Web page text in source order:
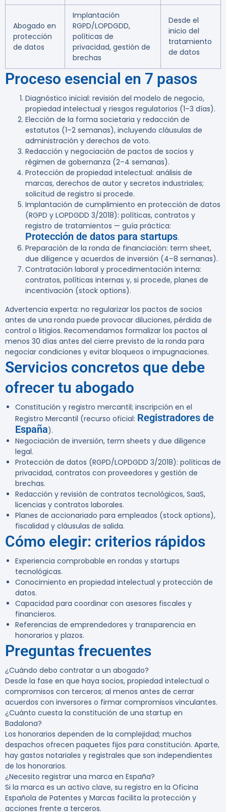
Abogado en
protección
de datos
Implantación
RGPD/LOPDGDD,
políticas de
privacidad, gestión de
brechas
Desde el
inicio del
tratamiento
de datos
Proceso esencial en 7 pasos
Diagnóstico inicial: revisión del modelo de negocio,
propiedad intelectual y riesgos regulatorios (1–3 días).
Elección de la forma societaria y redacción de
estatutos (1–2 semanas), incluyendo cláusulas de
administración y derechos de voto.
Redacción y negociación de pactos de socios y
régimen de gobernanza (2–4 semanas).
Protección de propiedad intelectual: análisis de
marcas, derechos de autor y secretos industriales;
solicitud de registro si procede.
Implantación de cumplimiento en protección de datos
(RGPD y LOPDGDD 3/2018): políticas, contratos y
registro de tratamientos — guía práctica:
Protección de datos para startups.
Preparación de la ronda de financiación: term sheet,
due diligence y acuerdos de inversión (4–8 semanas).
Contratación laboral y procedimentación interna:
contratos, políticas internas y, si procede, planes de
incentivación (stock options).
Advertencia experta: no regularizar los pactos de socios
antes de una ronda puede provocar diluciones, pérdida de
control o litigios. Recomendamos formalizar los pactos al
menos 30 días antes del cierre previsto de la ronda para
negociar condiciones y evitar bloqueos o impugnaciones.
Servicios concretos que debe
ofrecer tu abogado
Constitución y registro mercantil; inscripción en el
Registro Mercantil (recurso oficial: Registradores de
España).
Negociación de inversión, term sheets y due diligence
legal.
Protección de datos (RGPD/LOPDGDD 3/2018): políticas de
privacidad, contratos con proveedores y gestión de
brechas.
Redacción y revisión de contratos tecnológicos, SaaS,
licencias y contratos laborales.
Planes de accionariado para empleados (stock options),
fiscalidad y cláusulas de salida.
Cómo elegir: criterios rápidos
Experiencia comprobable en rondas y startups
tecnológicas.
Conocimiento en propiedad intelectual y protección de
datos.
Capacidad para coordinar con asesores fiscales y
financieros.
Referencias de emprendedores y transparencia en
honorarios y plazos.
Preguntas frecuentes
¿Cuándo debo contratar a un abogado?
Desde la fase en que haya socios, propiedad intelectual o
compromisos con terceros; al menos antes de cerrar
acuerdos con inversores o firmar compromisos vinculantes.
¿Cuánto cuesta la constitución de una startup en
Badalona?
Los honorarios dependen de la complejidad; muchos
despachos ofrecen paquetes fijos para constitución. Aparte,
hay gastos notariales y registrales que son independientes
de los honorarios.
¿Necesito registrar una marca en España?
Si la marca es un activo clave, su registro en la Oficina
Española de Patentes y Marcas facilita la protección y
acciones frente a terceros.